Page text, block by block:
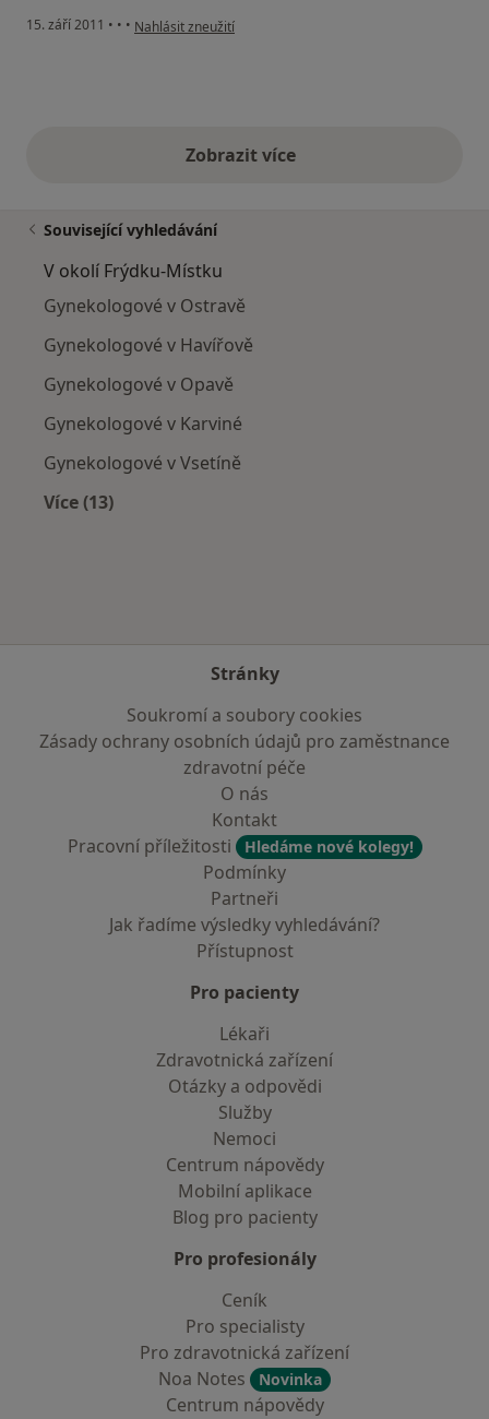
15. září 2011 • • • podle názoru uživatele Pacient
Nahlásit zneužití
Zobrazit vícevýše uvedené názory
Související vyhledávání
V okolí Frýdku-Místku
Gynekologové v Ostravě
Gynekologové v Havířově
Gynekologové v Opavě
Gynekologové v Karviné
Gynekologové v Vsetíně
Více (13)
Stránky
Soukromí a soubory cookies
Zásady ochrany osobních údajů pro zaměstnance
zdravotní péče
O nás
Kontakt
Pracovní příležitosti
Hledáme nové kolegy!
Podmínky
Partneři
Jak řadíme výsledky vyhledávání?
Přístupnost
Pro pacienty
Lékaři
Zdravotnická zařízení
Otázky a odpovědi
Služby
Nemoci
Centrum nápovědy
Mobilní aplikace
Blog pro pacienty
Pro profesionály
Ceník
Pro specialisty
Pro zdravotnická zařízení
Noa Notes
Novinka
Centrum nápovědy